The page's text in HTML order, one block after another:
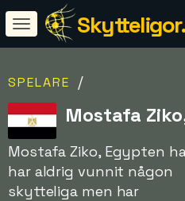
SPELARE /
Mostafa
Mostafa Ziko, Egypten
har aldrig vunnit någon
skytteliga men har